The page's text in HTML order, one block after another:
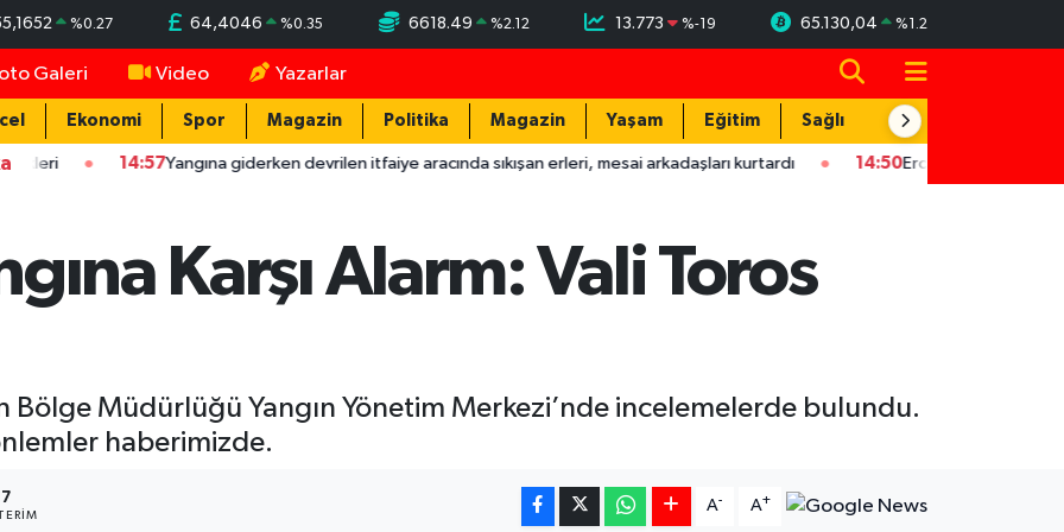
%0.27 64,4046 %0.35 6618.49 %2.12 13.773 %-19 65.130,04 %1.2
Galeri Video Yazarlar
Ekonomi Spor Magazin Politika Magazin Yaşam Eğitim Sağlık Teknoloji
14:57Yangına giderken devrilen itfaiye aracında sıkışan erleri, mesai arkadaşları kurtardı 14:50Ercan Özbek: Ekonominin en büyük
Karşı Alarm: Vali Toros
Bölge Müdürlüğü Yangın Yönetim Merkezi’nde incelemelerde bulundu.
haberimizde.
A- A+